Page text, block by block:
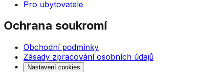
Pro ubytovatele
Ochrana soukromí
Obchodní podmínky
Zásady zpracování osobních údajů
Nastavení cookies